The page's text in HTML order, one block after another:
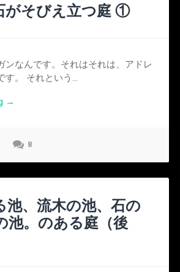
がそびえ立つ庭 ①
ンなんです。それはそれは、アドレ
す。 それという…
→
8
池、流木の池、石の
池。のある庭（後